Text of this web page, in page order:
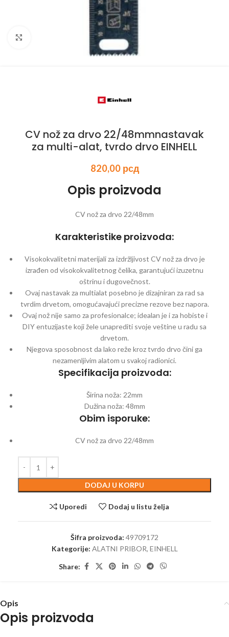
Kliknite za uvećanje
CV nož za drvo 22/48mmnastavak
za multi-alat, tvrdo drvo EINHELL
820,00 рсд
Opis proizvoda
CV nož za drvo 22/48mm
Karakteristike proizvoda:
Visokokvalitetni materijali za izdržljivost CV nož za drvo je
izrađen od visokokvalitetnog čelika, garantujući izuzetnu
oštrinu i dugovečnost.
Ovaj nastavak za multialat posebno je dizajniran za rad sa
tvrdim drvetom, omogućavajući precizne rezove bez napora.
Ovaj nož nije samo za profesionalce; idealan je i za hobiste i
DIY entuzijaste koji žele unaprediti svoje veštine u radu sa
drvetom.
Njegova sposobnost da lako reže kroz tvrdo drvo čini ga
nezamenljivim alatom u svakoj radionici.
Specifikacija proizvoda:
Širina noža: 22mm
Dužina noža: 48mm
Obim isporuke:
CV nož za drvo 22/48mm
DODAJ U KORPU
Uporedi Dodaj u listu želja
Šifra proizvoda: 49709172
Kategorije: ALATNI PRIBOR, EINHELL
Share:
Opis
Opis proizvoda